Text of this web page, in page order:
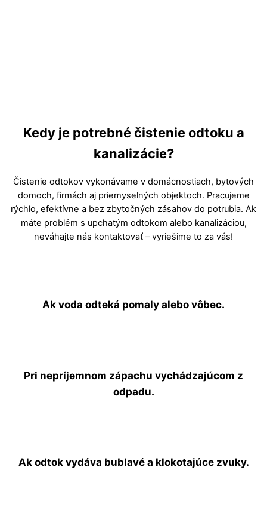
Kedy je potrebné čistenie odtoku a
kanalizácie?
Čistenie odtokov vykonávame v domácnostiach, bytových
domoch, firmách aj priemyselných objektoch. Pracujeme
rýchlo, efektívne a bez zbytočných zásahov do potrubia. Ak
máte problém s upchatým odtokom alebo kanalizáciou,
neváhajte nás kontaktovať – vyriešime to za vás!
Ak voda odteká pomaly alebo vôbec.
Pri nepríjemnom zápachu vychádzajúcom z
odpadu.
Ak odtok vydáva bublavé a klokotajúce zvuky.